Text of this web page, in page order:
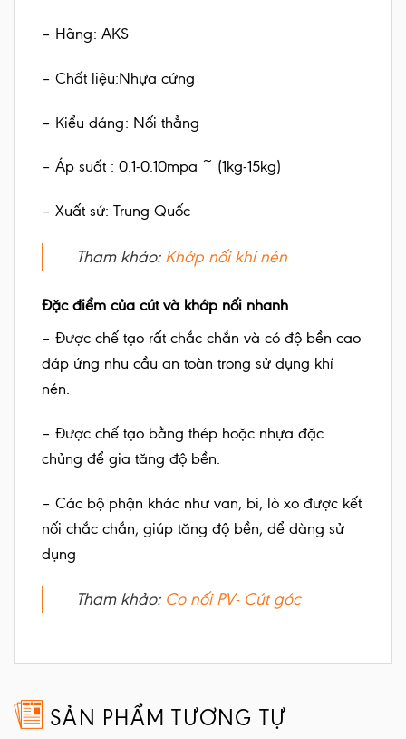
– Hãng: AKS
– Chất liệu:Nhựa cứng
– Kiểu dáng: Nối thẳng
– Áp suất : 0.1-0.10mpa ~ (1kg-15kg)
– Xuất sứ: Trung Quốc
Tham khảo: Khớp nối khí nén
Đặc điểm của cút và khớp nối nhanh
– Được chế tạo rất chắc chắn và có độ bền cao
đáp ứng nhu cầu an toàn trong sử dụng khí
nén.
– Được chế tạo bằng thép hoặc nhựa đặc
chủng để gia tăng độ bền.
– Các bộ phận khác như van, bi, lò xo được kết
nối chắc chắn, giúp tăng độ bền, dể dàng sử
dụng
Tham khảo: Co nối PV- Cút góc
SẢN PHẨM TƯƠNG TỰ